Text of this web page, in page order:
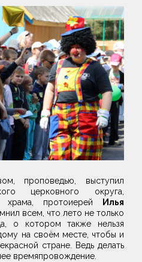
проповедью, выступил
церковного округа,
храма, протоиерей
Илья
всем, что лето не только
о котором также нельзя
на своём месте, чтобы и
стране. Ведь делать
времяпровождение.